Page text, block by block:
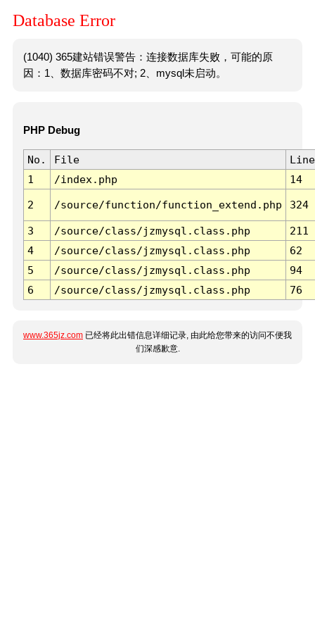
Database Error
(1040) 365建站错误警告：连接数据库失败，可能的原
因：1、数据库密码不对; 2、mysql未启动。
PHP Debug
No. File
Line
1
/index.php 14
2 /source/function/function_extend.php 324
3 /source/class/jzmysql.class.php
211
4
/source/class/jzmysql.class.php
62
5
/source/class/jzmysql.class.php
94
6
/source/class/jzmysql.class.php 76
www.365jz.com 已经将此出错信息详细记录, 由此给您带来的访问不便我
们深感歉意.